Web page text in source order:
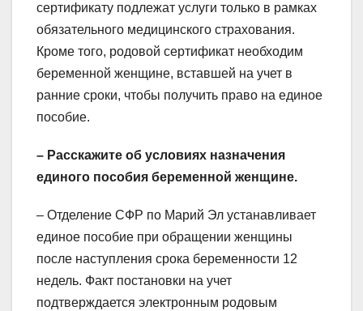
сертификату подлежат услуги только в рамках
обязательного медицинского страхования.
Кроме того, родовой сертификат необходим
беременной женщине, вставшей на учет в
ранние сроки, чтобы получить право на единое
пособие.
– Расскажите об условиях назначения
единого пособия беременной женщине.
– Отделение СФР по Марий Эл устанавливает
единое пособие при обращении женщины
после наступления срока беременности 12
недель. Факт постановки на учет
подтверждается электронным родовым